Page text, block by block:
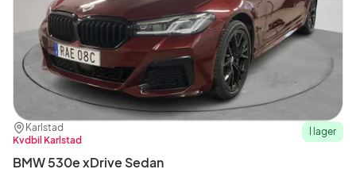
Plats:
Karlstad
Återförsäljare:
Kvdbil Karlstad
I lager
BMW 530e xDrive Sedan